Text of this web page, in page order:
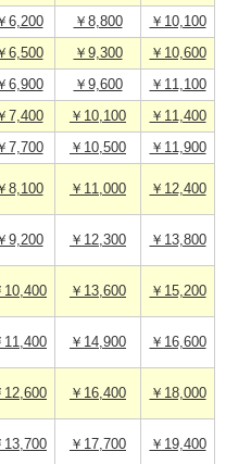
6,200 ￥8,800 ￥10,100
6,500 ￥9,300 ￥10,600
6,900 ￥9,600 ￥11,100
7,400 ￥10,100 ￥11,400
7,700 ￥10,500 ￥11,900
8,100 ￥11,000 ￥12,400
9,200 ￥12,300 ￥13,800
10,400 ￥13,600 ￥15,200
11,400 ￥14,900 ￥16,600
12,600 ￥16,400 ￥18,000
13,700 ￥17,700 ￥19,400